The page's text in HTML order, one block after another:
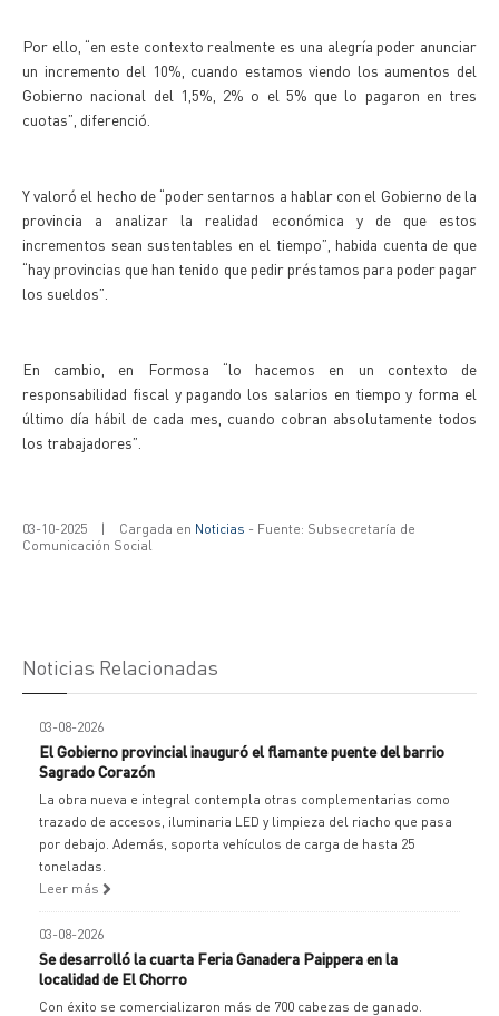
Por ello, “en este contexto realmente es una alegría poder anunciar
un incremento del 10%, cuando estamos viendo los aumentos del
Gobierno nacional del 1,5%, 2% o el 5% que lo pagaron en tres
cuotas”, diferenció.
Y valoró el hecho de “poder sentarnos a hablar con el Gobierno de la
provincia a analizar la realidad económica y de que estos
incrementos sean sustentables en el tiempo”, habida cuenta de que
“hay provincias que han tenido que pedir préstamos para poder pagar
los sueldos”.
En cambio, en Formosa “lo hacemos en un contexto de
responsabilidad fiscal y pagando los salarios en tiempo y forma el
último día hábil de cada mes, cuando cobran absolutamente todos
los trabajadores”.
03-10-2025 | Cargada en Noticias - Fuente: Subsecretaría de
Comunicación Social
Noticias Relacionadas
03-08-2026
El Gobierno provincial inauguró el flamante puente del barrio
Sagrado Corazón
La obra nueva e integral contempla otras complementarias como
trazado de accesos, iluminaria LED y limpieza del riacho que pasa
por debajo. Además, soporta vehículos de carga de hasta 25
toneladas.
Leer más
03-08-2026
Se desarrolló la cuarta Feria Ganadera Paippera en la
localidad de El Chorro
Con éxito se comercializaron más de 700 cabezas de ganado.